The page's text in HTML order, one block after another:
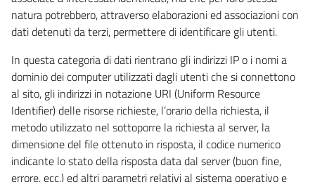
natura potrebbero, attraverso elaborazioni ed associazioni con
dati detenuti da terzi, permettere di identificare gli utenti.
In questa categoria di dati rientrano gli indirizzi IP o i nomi a
dominio dei computer utilizzati dagli utenti che si connettono
al sito, gli indirizzi in notazione URI (Uniform Resource
Identifier) delle risorse richieste, l’orario della richiesta, il
metodo utilizzato nel sottoporre la richiesta al server, la
dimensione del file ottenuto in risposta, il codice numerico
indicante lo stato della risposta data dal server (buon fine,
errore, ecc.) ed altri parametri relativi al sistema operativo e